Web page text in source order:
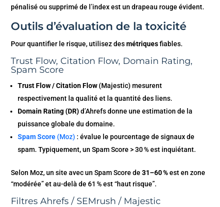
pénalisé ou supprimé de l’index est un drapeau rouge évident.
Outils d’évaluation de la toxicité
Pour quantifier le risque, utilisez desmétriquesfiables.
Trust Flow, Citation Flow, Domain Rating,
Spam Score
Trust Flow / Citation Flow(Majestic) mesurent
respectivement la qualité et la quantité des liens.
Domain Rating (DR)d’Ahrefs donne une estimation de la
puissance globale du domaine.
Spam Score(Moz) : évalue le pourcentage de signaux de
spam. Typiquement, un Spam Score > 30 % est inquiétant.
Selon Moz, un site avec un Spam Score de31–60 %est en zone
“modérée” et au-delà de 61 % est “haut risque”.
Filtres Ahrefs / SEMrush / Majestic